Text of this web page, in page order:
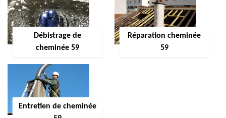
Débistrage de
cheminée 59
Réparation cheminée
59
Entretien de cheminée